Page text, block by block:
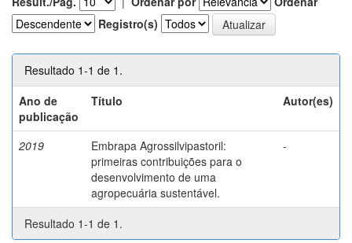
Registro(s)
Resultado 1-1 de 1.
Ano de
publicação
Título Autor(es)
2019
Embrapa Agrossilvipastoril:
primeiras contribuições para o
desenvolvimento de uma
agropecuária sustentável.
-
Resultado 1-1 de 1.